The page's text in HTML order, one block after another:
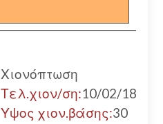
Χιονόπτωση
Τελ.χιον/ση:10/02/18
Υψος χιον.βάσης:30